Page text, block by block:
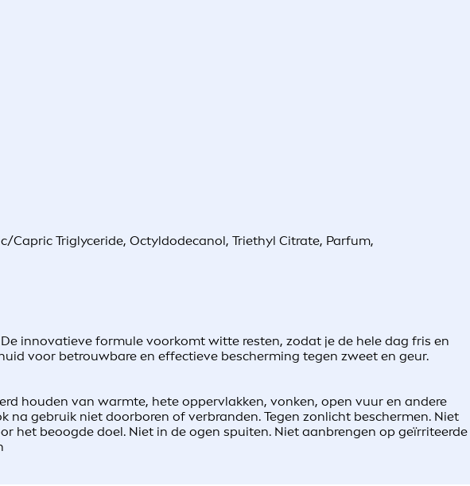
Triglyceride, Octyldodecanol, Triethyl Citrate, Parfum,
innovatieve formule voorkomt witte resten, zodat je de hele dag fris en
voor betrouwbare en effectieve bescherming tegen zweet en geur.
houden van warmte, hete oppervlakken, vonken, open vuur en andere
gebruik niet doorboren of verbranden. Tegen zonlicht beschermen. Niet
het beoogde doel. Niet in de ogen spuiten. Niet aanbrengen op geïrriteerde